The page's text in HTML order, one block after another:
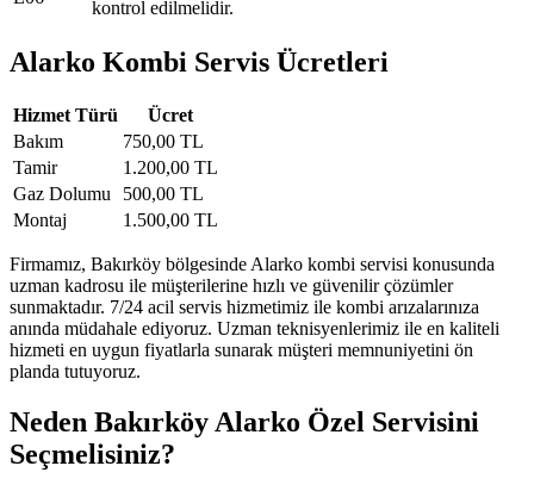
kontrol edilmelidir.
Alarko Kombi Servis Ücretleri
Hizmet Türü
Ücret
Bakım
750,00 TL
Tamir
1.200,00 TL
Gaz Dolumu
500,00 TL
Montaj
1.500,00 TL
Firmamız, Bakırköy bölgesinde Alarko kombi servisi konusunda
uzman kadrosu ile müşterilerine hızlı ve güvenilir çözümler
sunmaktadır. 7/24 acil servis hizmetimiz ile kombi arızalarınıza
anında müdahale ediyoruz. Uzman teknisyenlerimiz ile en kaliteli
hizmeti en uygun fiyatlarla sunarak müşteri memnuniyetini ön
planda tutuyoruz.
Neden Bakırköy Alarko Özel Servisini
Seçmelisiniz?